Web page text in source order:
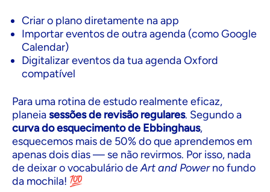
Criar o plano diretamente na app
Importar eventos de outra agenda (como Google
Calendar)
Digitalizar eventos da tua agenda Oxford
compatível
Para uma rotina de estudo realmente eficaz,
planeiasessões de revisão regulares. Segundo a
curva do esquecimento de Ebbinghaus,
esquecemos mais de 50% do que aprendemos em
apenas dois dias — se não revirmos. Por isso, nada
de deixar o vocabulário deArt and Powerno fundo
da mochila! 💯